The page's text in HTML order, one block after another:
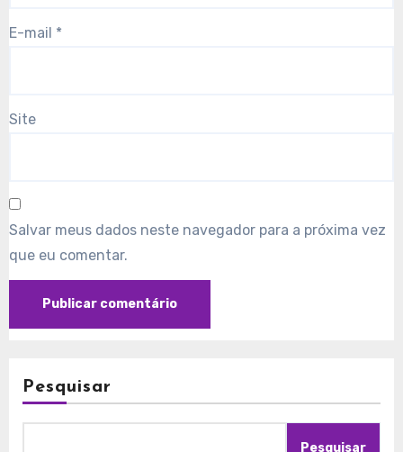
E-mail *
Site
Salvar meus dados neste navegador para a próxima vez
que eu comentar.
Pesquisar
Pesquisar